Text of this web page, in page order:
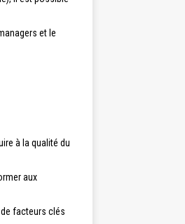
et le
à la qualité du
aux
facteurs clés